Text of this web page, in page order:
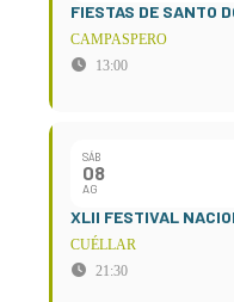
FIESTAS DE SANTO
CAMPASPERO
13:00
SÁB
08
AG
XLII FESTIVAL
CUÉLLAR
21:30